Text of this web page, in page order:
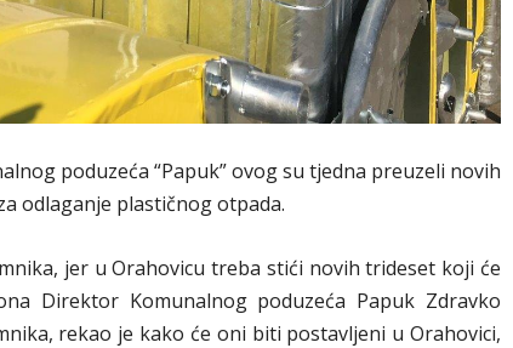
poduzeća “Papuk” ovog su tjedna preuzeli novih
odlaganje plastičnog otpada.
jer u Orahovicu treba stići novih trideset koji će
Direktor Komunalnog poduzeća Papuk Zdravko
rekao je kako će oni biti postavljeni u Orahovici,